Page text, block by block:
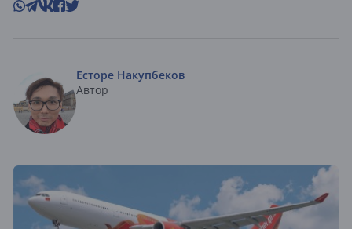
Есторе Накупбеков
Автор